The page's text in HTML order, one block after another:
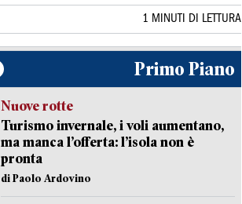
1 MINUTI DI LETTURA
Primo Piano
Nuove rotte
Turismo invernale, i voli aumentano,
ma manca l’offerta: l’isola non è
pronta
di Paolo Ardovino